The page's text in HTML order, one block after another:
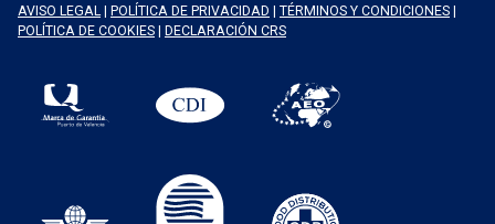
AVISO LEGAL | POLÍTICA DE PRIVACIDAD | TÉRMINOS Y CONDICIONES |
POLÍTICA DE COOKIES | DECLARACIÓN CRS